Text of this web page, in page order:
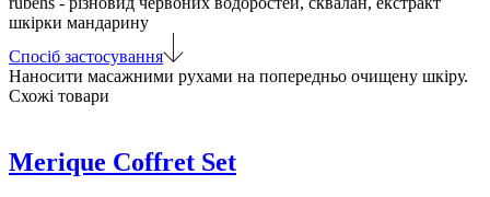
шкірки мандарину
Спосіб застосування
Наносити масажними рухами на попередньо очищену шкіру.
Схожі товари
Merique Coffret Set